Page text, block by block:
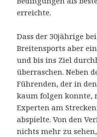
erreichte.
Dass der 30jährige
Breitensports aber
und bis ins Ziel
überraschen. Neben
Führenden, der in
kaum folgen konnte,
Experten am
abspielte. Von den
nichts mehr zu